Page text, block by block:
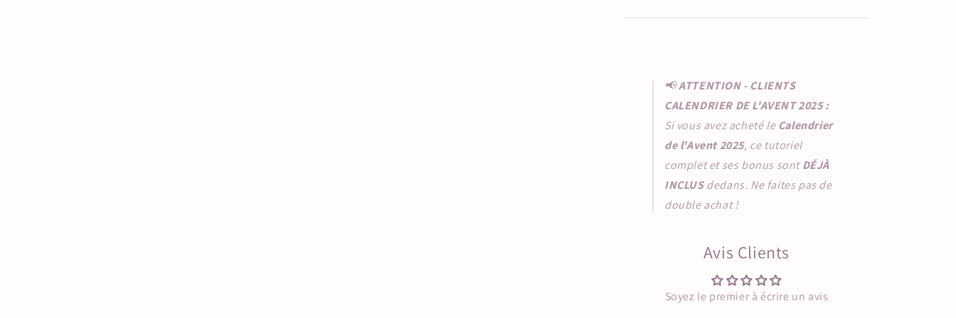
📢ATTENTION - CLIENTS
CALENDRIER DE L'AVENT 2025 :
Si vous avez acheté le Calendrier
de l'Avent 2025, ce tutoriel
complet et ses bonus sontDÉJÀ
INCLUSdedans. Ne faites pas de
double achat !
Avis Clients
Soyez le premier à écrire un avis